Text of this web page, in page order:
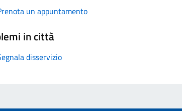
un appuntamento
in città
disservizio